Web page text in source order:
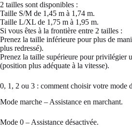
2 tailles sont disponibles :
Taille S/M de 1,45 m à 1,74 m.
Taille L/XL de 1,75 m à 1,95 m.
Si vous êtes à la frontière entre 2 tailles :
Prenez la taille inférieure pour plus de
plus redressé).
Prenez la taille supérieure pour privilégier
(position plus adéquate à la vitesse).
0, 1, 2 ou 3 : comment choisir votre mode
Mode marche – Assistance en marchant.
Mode 0 – Assistance désactivée.